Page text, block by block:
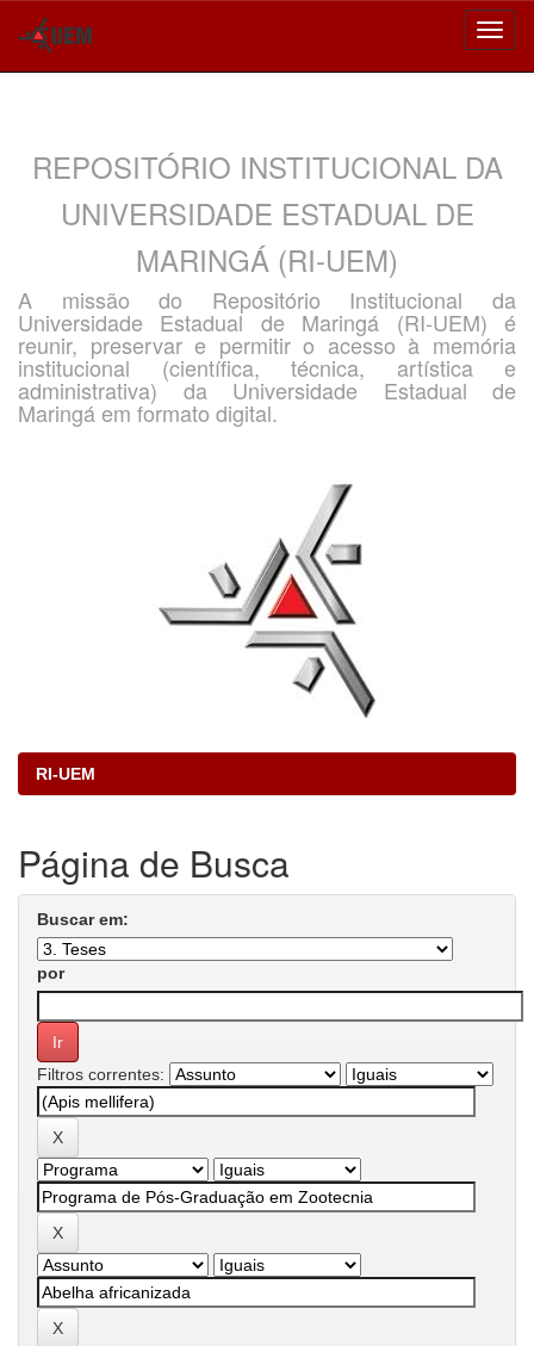
REPOSITÓRIO INSTITUCIONAL DA
UNIVERSIDADE ESTADUAL DE
MARINGÁ (RI-UEM)
A missão do Repositório Institucional da
Universidade Estadual de Maringá (RI-UEM) é
reunir, preservar e permitir o acesso à memória
institucional (científica, técnica, artística e
administrativa) da Universidade Estadual de
Maringá em formato digital.
RI-UEM
Página de Busca
Buscar em:
por
Filtros correntes: